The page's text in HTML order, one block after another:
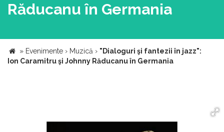
Răducanu în Germania
» Evenimente › Muzică › "Dialoguri şi fantezii în jazz":
Ion Caramitru şi Johnny Răducanu în Germania